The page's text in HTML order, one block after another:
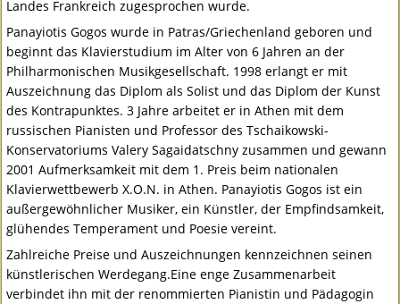
Landes Frankreich zugesprochen wurde.
Panayiotis Gogos wurde in Patras/Griechenland geboren und
beginnt das Klavierstudium im Alter von 6 Jahren an der
Philharmonischen Musikgesellschaft. 1998 erlangt er mit
Auszeichnung das Diplom als Solist und das Diplom der Kunst
des Kontrapunktes. 3 Jahre arbeitet er in Athen mit dem
russischen Pianisten und Professor des Tschaikowski-
Konservatoriums Valery Sagaidatschny zusammen und gewann
2001 Aufmerksamkeit mit dem 1. Preis beim nationalen
Klavierwettbewerb X.O.N. in Athen. Panayiotis Gogos ist ein
außergewöhnlicher Musiker, ein Künstler, der Empfindsamkeit,
glühendes Temperament und Poesie vereint.
Zahlreiche Preise und Auszeichnungen kennzeichnen seinen
künstlerischen Werdegang.Eine enge Zusammenarbeit
verbindet ihn mit der renommierten Pianistin und Pädagogin